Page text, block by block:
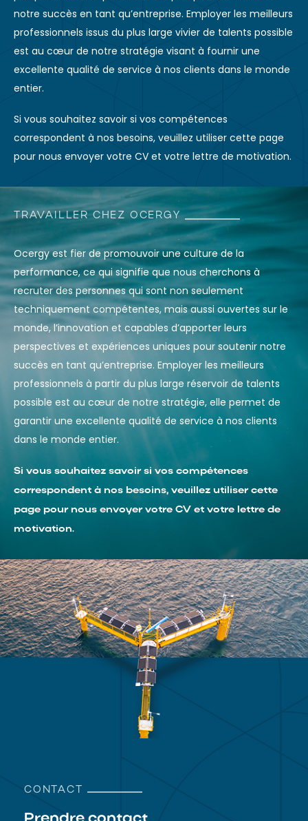
notre succès en tant qu’entreprise. Employer les meilleurs
professionnels issus du plus large vivier de talents possible
est au cœur de notre stratégie visant à fournir une
excellente qualité de service à nos clients dans le monde
entier.
Si vous souhaitez savoir si vos compétences
correspondent à nos besoins, veuillez utiliser cette page
pour nous envoyer votre CV et votre lettre de motivation.
TRAVAILLER CHEZ OCERGY
Ocergy est fier de promouvoir une culture de la
performance, ce qui signifie que nous cherchons à
recruter des personnes qui sont non seulement
techniquement compétentes, mais aussi ouvertes sur le
monde, l’innovation et capables d’apporter leurs
perspectives et expériences uniques pour soutenir notre
succès en tant qu’entreprise. Employer les meilleurs
professionnels à partir du plus large réservoir de talents
possible est au cœur de notre stratégie, elle permet de
garantir une excellente qualité de service à nos clients
dans le monde entier.
Si vous souhaitez savoir si vos compétences
correspondent à nos besoins, veuillez utiliser cette
page pour nous envoyer votre CV et votre lettre de
motivation.
CONTACT